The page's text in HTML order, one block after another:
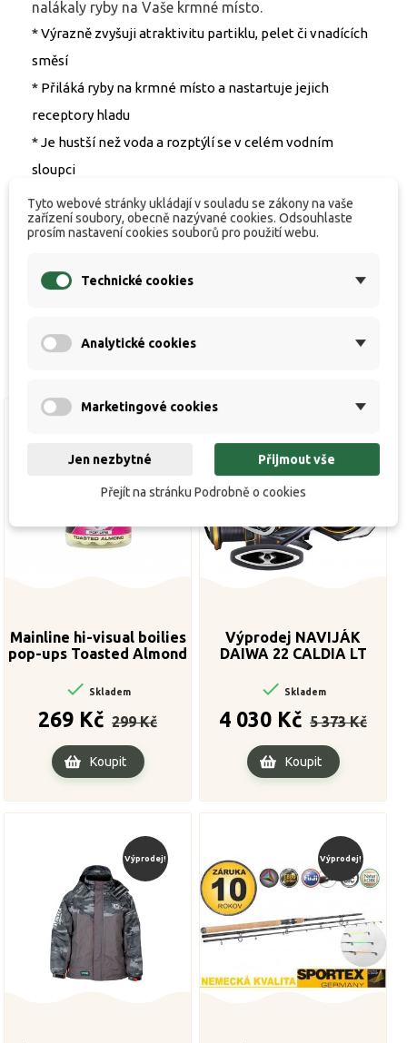
nalákaly ryby na Vaše krmné místo.
* Výrazně zvyšuji atraktivitu partiklu, pelet či vnadících
směsí
* Přiláká ryby na krmné místo a nastartuje jejich
receptory hladu
* Je hustší než voda a rozptýlí se v celém vodním
sloupci
* 100% rozpustný ve vodě
* Nerouzpouští PVA
Mainline hi-visual boilies
pop-ups Toasted Almond
 Skladem
269 Kč
cena
299 Kč
Koupit
Výprodej!
Výprodej NAVIJÁK
DAIWA 22 CALDIA LT
 Skladem
4 030 Kč
cena
5 373 Kč
Koupit
Výprodej! Výprodej!
Tyto webové stránky ukládají v souladu se zákony na vaše
zařízení soubory, obecně nazývané cookies. Odsouhlaste
prosím nastavení cookies souborů pro použití webu.
Technické cookies
Analytické cookies
Marketingové cookies
Jen nezbytné Přijmout vše
Přejít na stránku Podrobně o cookies